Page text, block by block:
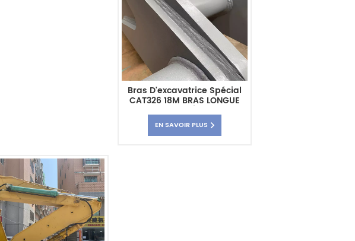
Bras D'excavatrice Spécial
CAT326 18M BRAS LONGUE
EN SAVOIR PLUS